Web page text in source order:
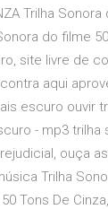
Trilha
do filme
site livre de
aqui
escuro ouvir
- mp3
ouça
Trilha
Tons De